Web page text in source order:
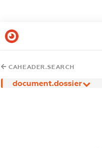
CAHEADER.SEARCH
document.dossier